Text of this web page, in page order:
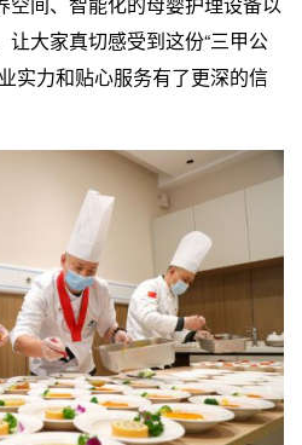
大家真切感受到这份“三甲公
实力和贴心服务有了更深的信